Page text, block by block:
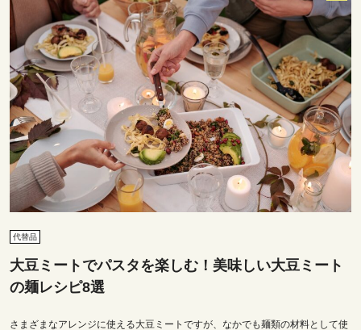
代替品
大豆ミートでパスタを楽しむ！美味しい大豆ミート
の麺レシピ8選
さまざまなアレンジに使える大豆ミートですが、なかでも麺類の材料として使